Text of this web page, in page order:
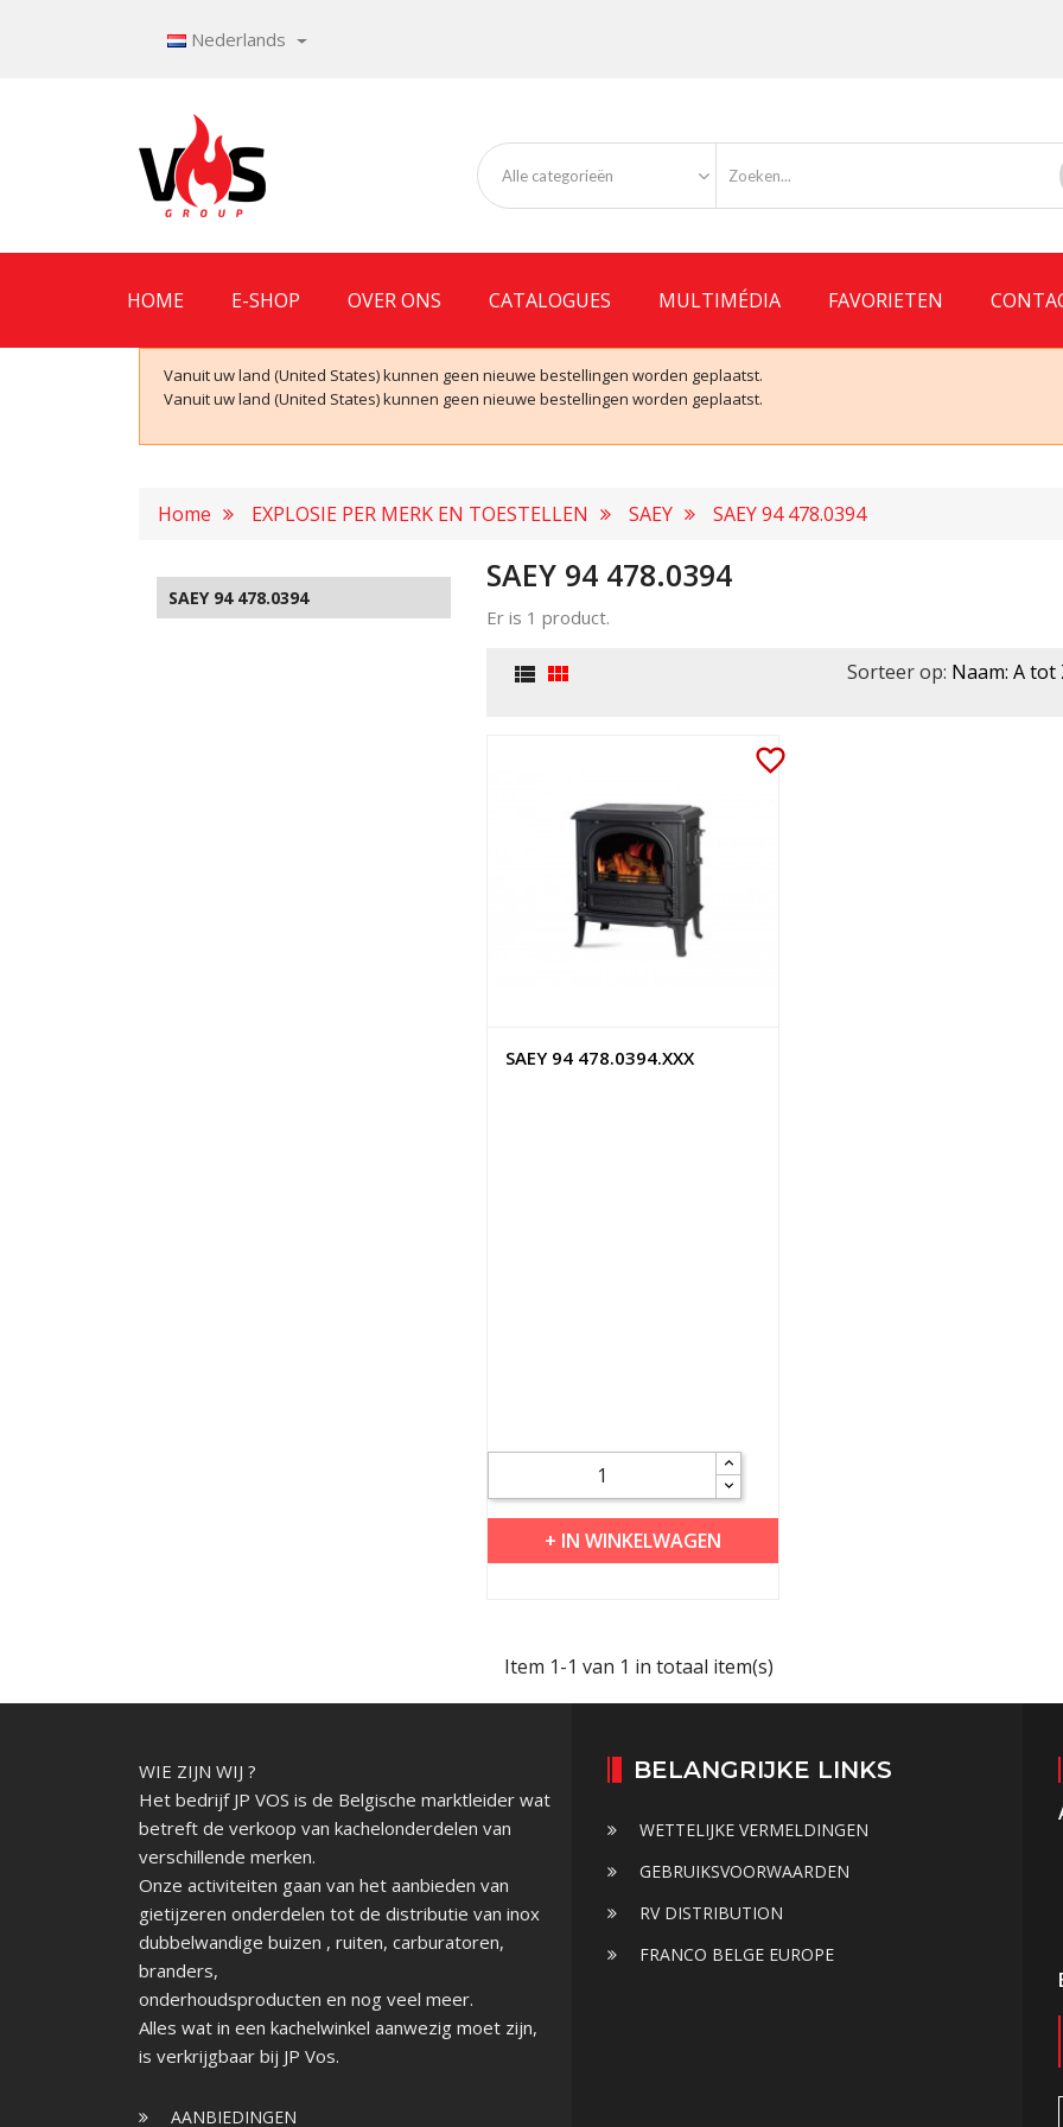
Nederlands
Alle categorieën
HOME E-SHOP OVER ONS CATALOGUES MULTIMÉDIA FAVORIETEN
Vanuit uw land (United States) kunnen geen nieuwe bestellingen worden geplaatst.
Vanuit uw land (United States) kunnen geen nieuwe bestellingen worden geplaatst.
Home EXPLOSIE PER MERK EN TOESTELLEN SAEY SAEY 94 478.0394
SAEY 94 478.0394
SAEY 94 478.0394
Er is 1 product.
  Sorteer op: Naam: A tot
favorite_border
SAEY 94 478.0394.XXX
+ IN WINKELWAGEN
Item 1-1 van 1 in totaal item(s)
WIE ZIJN WIJ ?
Het bedrijf JP VOS is de Belgische marktleider wat
betreft de verkoop van kachelonderdelen van
verschillende merken.
Onze activiteiten gaan van het aanbieden van
gietijzeren onderdelen tot de distributie van inox
dubbelwandige buizen , ruiten, carburatoren,
branders,
onderhoudsproducten en nog veel meer.
Alles wat in een kachelwinkel aanwezig moet zijn,
is verkrijgbaar bij JP Vos.
AANBIEDINGEN
BELANGRIJKE LINKS
WETTELIJKE VERMELDINGEN
GEBRUIKSVOORWAARDEN
RV DISTRIBUTION
FRANCO BELGE EUROPE